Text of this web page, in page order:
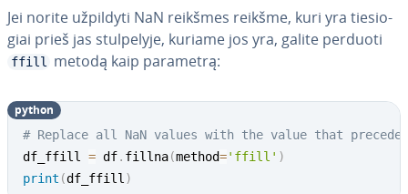
Jei norite užpildyti NaN reikšmes reikšme, kuri yra tie­sio­
giai prieš jas stul­pe­ly­je, kuriame jos yra, galite perduoti
ffill metodą kaip parametrą:
# Replace all NaN values with the value that
df_ffill = df. fillna(method='ffill' )
print (df_ffill )
python